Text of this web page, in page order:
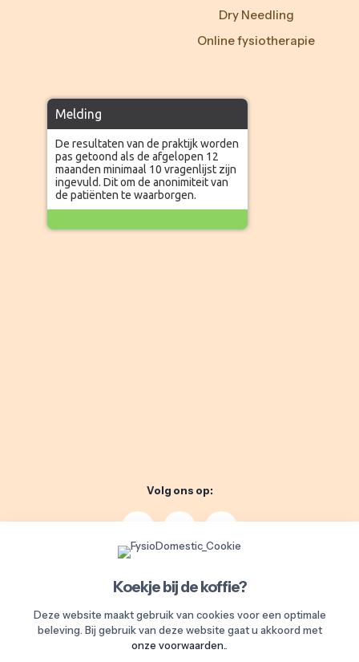
Dry Needling
Online fysiotherapie
Volg ons op:
Whatsapp ons direct!
Koekje bij de koffie?
Deze website maakt gebruik van cookies voor een optimale
beleving. Bij gebruik van deze website gaat u akkoord met
onze voorwaarden..